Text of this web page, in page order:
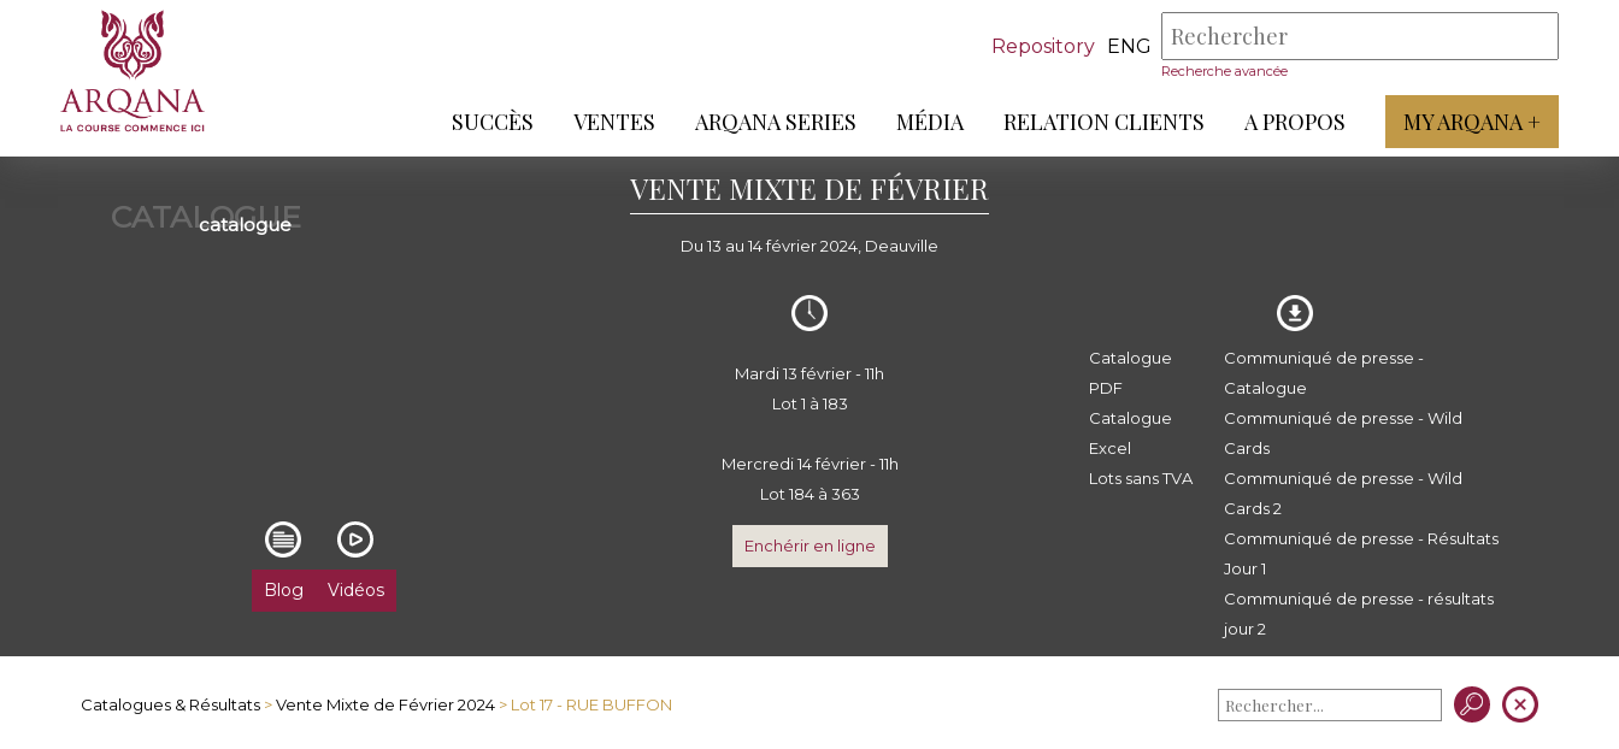
Repository ENG
Recherche avancée
SUCCÈS VENTES ARQANA SERIES MÉDIA RELATION CLIENTS A PROPOS MY ARQANA +
CATALOGUE
catalogue
VENTE MIXTE DE FÉVRIER
Du 13 au 14 février 2024, Deauville
Blog Vidéos
Mardi 13 février - 11h
Lot 1 à 183
Mercredi 14 février - 11h
Lot 184 à 363
Enchérir en ligne
Catalogue
PDF
Catalogue
Excel
Lots sans TVA
Communiqué de presse -
Catalogue
Communiqué de presse - Wild
Cards
Communiqué de presse - Wild
Cards 2
Communiqué de presse - Résultats
Jour 1
Communiqué de presse - résultats
jour 2
Catalogues & Résultats >Vente Mixte de Février 2024 > Lot 17 - RUE BUFFON